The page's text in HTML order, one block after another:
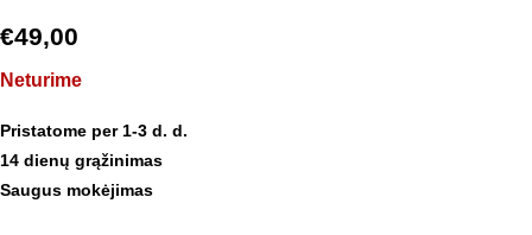
€49,00
Neturime
Pristatome per 1-3 d. d.
14 dienų grąžinimas
Saugus mokėjimas